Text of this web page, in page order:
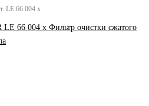
LE 66 004 x
66 004 x Фильтр очистки сжатого